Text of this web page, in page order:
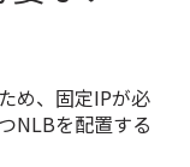
め、固定IPが必
NLBを配置する